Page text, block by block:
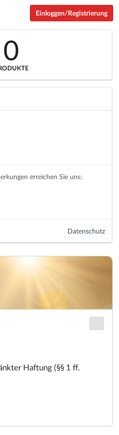
Einloggen/Registrierung
Haftung (§§ 1 ff.
0
erreichen Sie uns:
Datenschutz